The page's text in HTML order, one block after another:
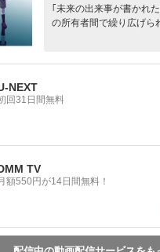
｢未来の出来事が書かれ
の所有者間で繰り広げら
NEXT
回31日間無料
TV
月額550円が14日間無料！